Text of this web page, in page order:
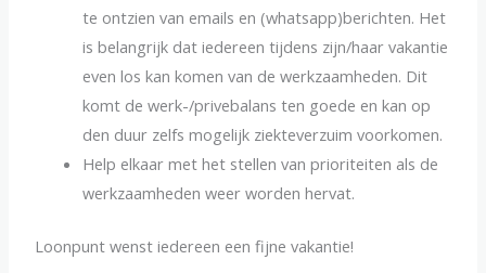
te ontzien van emails en (whatsapp)berichten. Het
is belangrijk dat iedereen tijdens zijn/haar vakantie
even los kan komen van de werkzaamheden. Dit
komt de werk-/privebalans ten goede en kan op
den duur zelfs mogelijk ziekteverzuim voorkomen.
Help elkaar met het stellen van prioriteiten als de
werkzaamheden weer worden hervat.
Loonpunt wenst iedereen een fijne vakantie!